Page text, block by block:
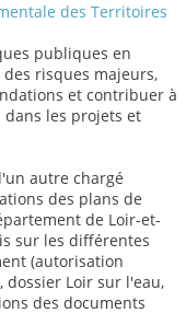
des Territoires
publiques en
risques majeurs,
et contribuer à
les projets et
autre chargé
des plans de
de Loir-et-
sur les différentes
(autorisation
Loir sur l'eau,
des documents